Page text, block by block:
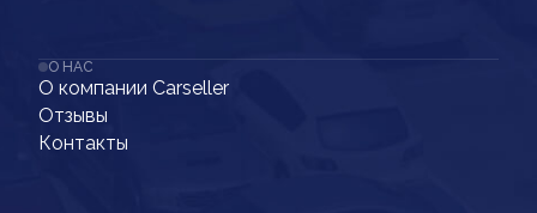
О НАС
О компании Carseller
Отзывы
Контакты